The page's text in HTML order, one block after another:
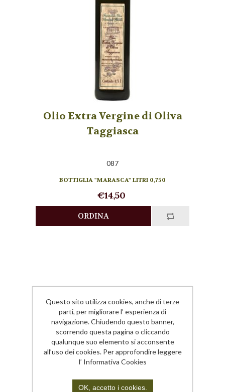
Olio Extra Vergine di Oliva
Taggiasca
087
BOTTIGLIA "MARASCA" LITRI 0,750
€14,50
Questo sito utilizza cookies, anche di terze
parti, per migliorare l’ esperienza di
navigazione. Chiudendo questo banner,
scorrendo questa pagina o cliccando
qualunque suo elemento si acconsente
all’uso dei cookies. Per approfondire leggere
l’ Informativa Cookies
OK, accetto i cookies.